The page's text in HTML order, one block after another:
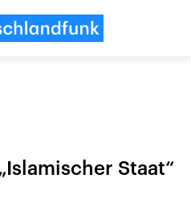
Staat“